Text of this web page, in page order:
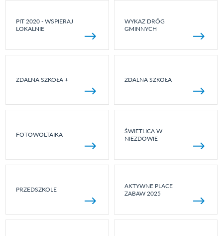
PIT 2020 - WSPIERAJ
LOKALNIE
WYKAZ DRÓG
GMINNYCH
ZDALNA SZKOŁA + ZDALNA SZKOŁA
FOTOWOLTAIKA
ŚWIETLICA W
NIEZDOWIE
PRZEDSZKOLE
AKTYWNE PLACE
ZABAW 2025